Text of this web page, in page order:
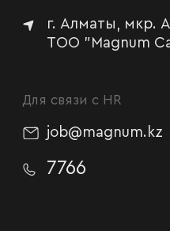
г. Алматы, мкр.
TOO "Magnum
Для связи с HR
job@magnum.kz
7766